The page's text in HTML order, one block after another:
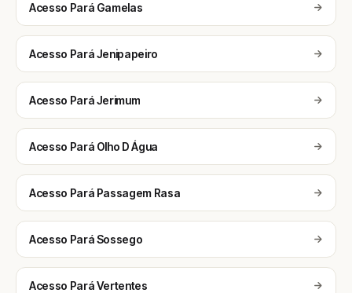
Acesso Pará Gamelas
Acesso Pará Jenipapeiro
Acesso Pará Jerimum
Acesso Pará Olho D Água
Acesso Pará Passagem Rasa
Acesso Pará Sossego
Acesso Pará Vertentes